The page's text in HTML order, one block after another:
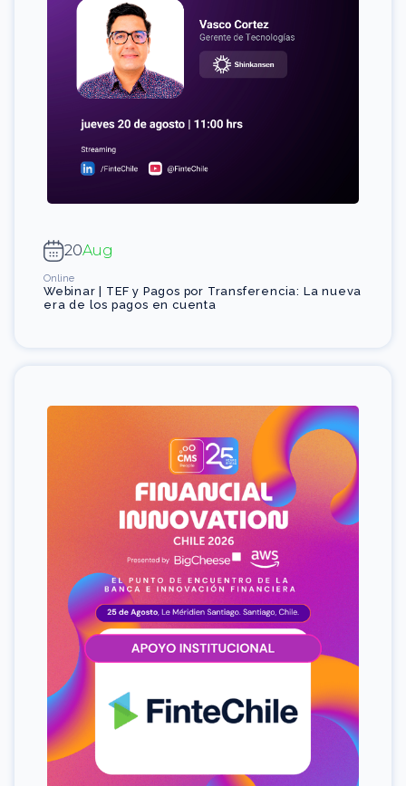
20Aug
Online
Webinar | TEF y Pagos por Transferencia: La nueva
era de los pagos en cuenta